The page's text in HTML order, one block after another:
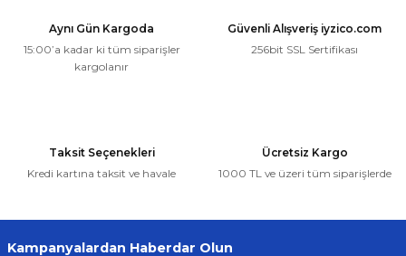
Aynı Gün Kargoda
15:00’a kadar ki tüm siparişler
kargolanır
Güvenli Alışveriş iyzico.com
256bit SSL Sertifikası
Taksit Seçenekleri
Kredi kartına taksit ve havale
Ücretsiz Kargo
1000 TL ve üzeri tüm siparişlerde
Kampanyalardan Haberdar Olun